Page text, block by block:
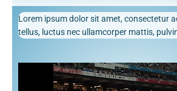
Lorem ipsum dolor sit amet, consectetur
tellus, luctus nec ullamcorper mattis,